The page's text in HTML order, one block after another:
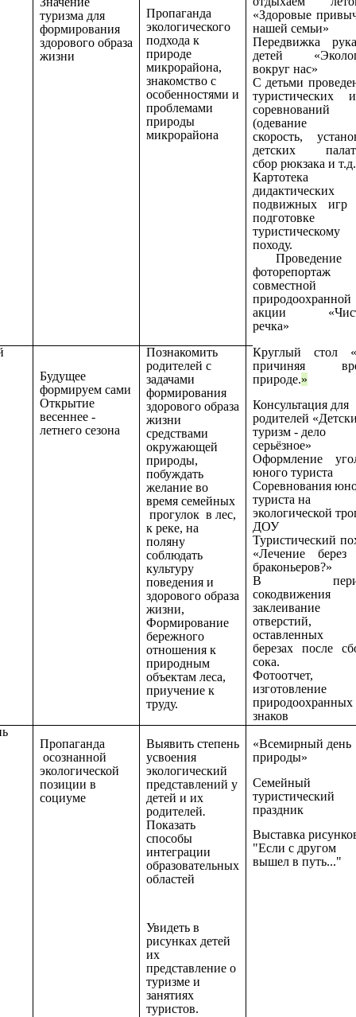
туризма для
формирования
здорового образа
жизни
Пропаганда
экологического
подхода к
природе
микрорайона,
знакомство с
особенностями и
проблемами
природы
микрорайона
«Здоровые
нашей семьи»
Передвижка
детей
вокруг нас»
С детьми
туристических
соревнований
(одевание
скорость,
детских
сбор рюкзака и
Картотека
подвижных игр
туристическому
походу.
совместной
природоохранной
акции
речка»
Будущее
формируем сами
Открытие
весеннее -
летнего сезона
Познакомить
родителей с
задачами
формирования
здорового образа
жизни
средствами
окружающей
природы,
побуждать
желание во
время семейных
прогулок в лес,
к реке, на
поляну
соблюдать
культуру
поведения и
здорового образа
жизни,
Формирование
бережного
отношения к
природным
объектам леса,
приучение к
труду.
Круглый стол
причиняя
природе.»
Консультация для
родителей
туризм - дело
серьёзное»
Оформление
юного туриста
Соревнования
туриста на
экологической
ДОУ
Туристический
«Лечение берез
браконьеров?»
В
сокодвижения
заклеивание
отверстий,
оставленных
березах после
сока.
Фотоотчет,
изготовление
природоохранных
знаков
Пропаганда
осознанной
экологической
позиции в
социуме
Выявить степень
усвоения
экологический
представлений у
детей и их
родителей.
Показать
способы
интеграции
образовательных
областей
Увидеть в
рисунках детей
их
представление о
туризме и
занятиях
туристов.
«Всемирный день
природы»
Семейный
туристический
праздник
Выставка
"Если с другом
вышел в путь..."